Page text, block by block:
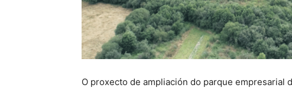
O proxecto de ampliación do parque empresarial